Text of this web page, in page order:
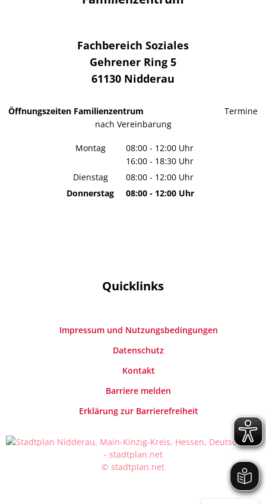
Fachbereich Soziales
Gehrener Ring 5
61130 Nidderau
Öffnungszeiten Familienzentrum Termine
nach Vereinbarung
Montag 08:00 - 12:00 Uhr
Von 08:00 bis 12:00 Uhr
16:00 - 18:30 Uhr
Von 16:00 bis 18:30 Uhr
Dienstag 08:00 - 12:00 Uhr
Von 08:00 bis 12:00 Uhr
Donnerstag 08:00- 12:00Uhr
Quicklinks
Impressum und Nutzungsbedingungen
Datenschutz
Kontakt
Barriere melden
Erklärung zur Barrierefreiheit
© stadtplan.net